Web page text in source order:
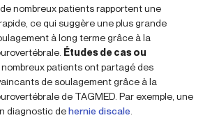
nombreux patients rapportent une
ce qui suggère une plus grande
à long terme grâce à la
Études de cas ou
patients ont partagé des
de soulagement grâce à la
de TAGMED. Par exemple, une
diagnostic dehernie discale